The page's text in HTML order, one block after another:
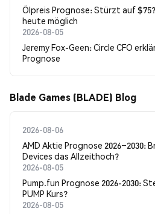
Ölpreis Prognose: Stürzt auf
heute möglich
2026-08-05
Jeremy Fox-Geen: Circle CFO
Prognose
Blade Games (BLADE) Blog
2026-08-06
AMD Aktie Prognose 2026–2030:
Devices das Allzeithoch?
2026-08-05
Pump.fun Prognose 2026-2030:
PUMP Kurs?
2026-08-05